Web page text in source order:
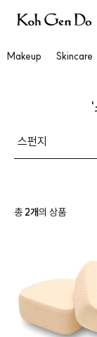
Makeup Skincare
'
총 2개의 상품